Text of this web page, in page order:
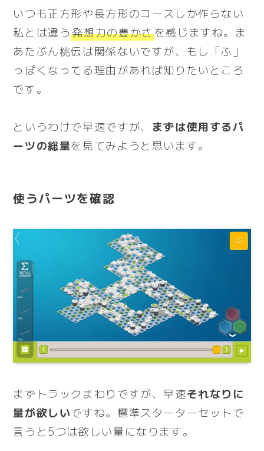
いつも正方形や長方形のコースしか作らない
私とは違う発想力の豊かさを感じますね。ま
あたぶん桃伝は関係ないですが、もし「ふ」
っぽくなってる理由があれば知りたいところ
です。
というわけで早速ですが、 まずは使用するパ
ーツの総量を見てみようと思います。
使うパーツを確認
まずトラックまわりですが、早速それなりに
量が欲しいですね。標準スターターセットで
言うと5つは欲しい量になります。